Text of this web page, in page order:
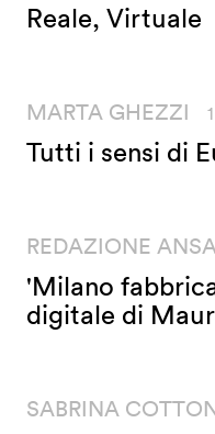
Reale, Virtuale
MARTA GHEZZI
Tutti i sensi di
REDAZIONE
'Milano
digitale di
SABRINA